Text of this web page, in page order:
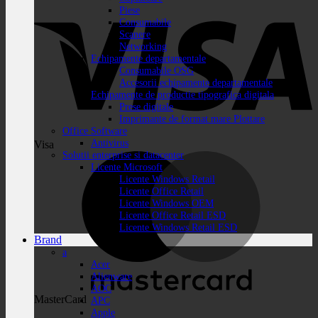
Visa
MasterCard
Piese
Consumabile
Scanere
Networking
Echipamente departamentale
Consumabile OSG
Accesorii echipamente departamentale
Echipamente de productie tipografica digitala
Prese digitale
Imprimante de format mare Plottare
Office Software
Antivirus
Solutii enterprise si datacenter
Licente Microsoft
Licente Windows Retail
Licente Office Retail
Licente Windows OEM
Licente Office Retail ESD
Licente Windows Retail ESD
Brand
a
Acer
Alienware
AOC
APC
Apple